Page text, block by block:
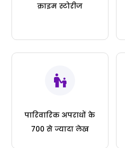
क्राइम स्टोरीज
पारिवारिक अपराधों के
700 से ज्यादा लेख